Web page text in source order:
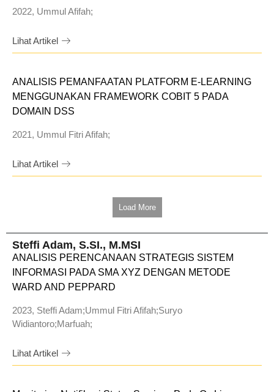
2022, Ummul Afifah;
Lihat Artikel
ANALISIS PEMANFAATAN PLATFORM E-LEARNING
MENGGUNAKAN FRAMEWORK COBIT 5 PADA
DOMAIN DSS
2021, Ummul Fitri Afifah;
Lihat Artikel
Load More
Steffi Adam, S.SI., M.MSI
ANALISIS PERENCANAAN STRATEGIS SISTEM
INFORMASI PADA SMA XYZ DENGAN METODE
WARD AND PEPPARD
2023, Steffi Adam;Ummul Fitri Afifah;Suryo
Widiantoro;Marfuah;
Lihat Artikel